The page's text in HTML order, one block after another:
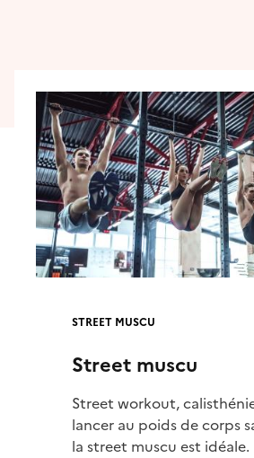
Street muscu
Street workout,
lancer au poids de corps
la street muscu est
STREET MUSCU